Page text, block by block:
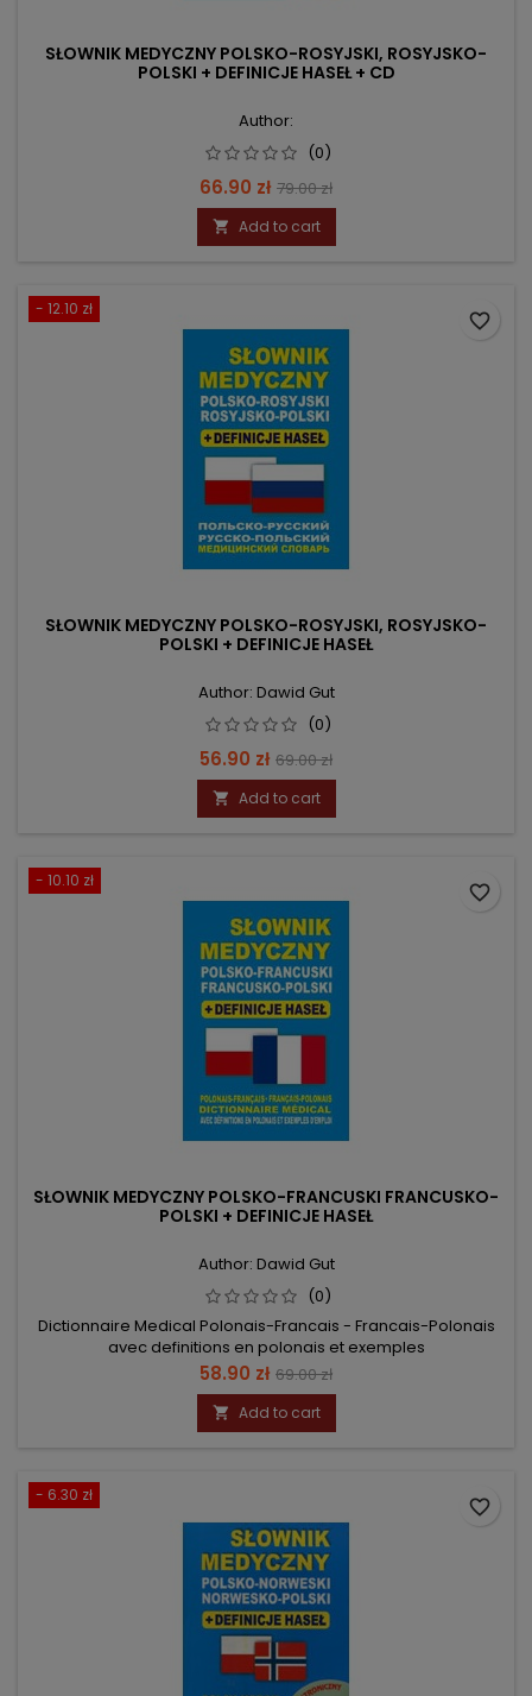
SŁOWNIK MEDYCZNY POLSKO-ROSYJSKI, ROSYJSKO-
POLSKI + DEFINICJE HASEŁ + CD
Author:
(0)
Price
66.90 zł Regular
price
79.00 zł
 Add to cart
- 12.10 zł
SŁOWNIK MEDYCZNY POLSKO-ROSYJSKI, ROSYJSKO-
POLSKI + DEFINICJE HASEŁ
Author: Dawid Gut
(0)
Price
56.90 zł Regular
price
69.00 zł
 Add to cart
favorite_border
- 10.10 zł
SŁOWNIK MEDYCZNY POLSKO-FRANCUSKI FRANCUSKO-
POLSKI + DEFINICJE HASEŁ
Author: Dawid Gut
(0)
Dictionnaire Medical Polonais-Francais - Francais-Polonais
avec definitions en polonais et exemples
Price
58.90 zł Regular
price
69.00 zł
 Add to cart
favorite_border
- 6.30 zł
favorite_border